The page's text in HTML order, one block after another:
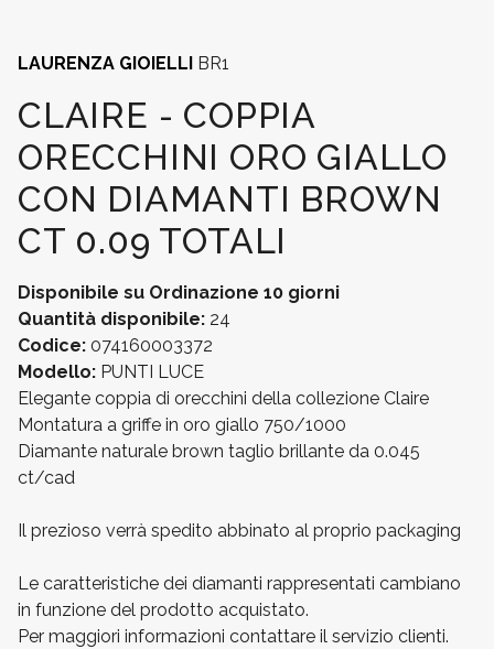
LAURENZA GIOIELLI BR1
CLAIRE - COPPIA
ORECCHINI ORO GIALLO
CON DIAMANTI BROWN
CT 0.09 TOTALI
Disponibile su Ordinazione 10 giorni
Quantità disponibile: 24
Codice: 074160003372
Modello: PUNTI LUCE
Elegante coppia di orecchini della collezione Claire
Montatura a griffe in oro giallo 750/1000
Diamante naturale brown taglio brillante da 0.045
ct/cad
Il prezioso verrà spedito abbinato al proprio packaging
Le caratteristiche dei diamanti rappresentati cambiano
in funzione del prodotto acquistato.
Per maggiori informazioni contattare il servizio clienti.